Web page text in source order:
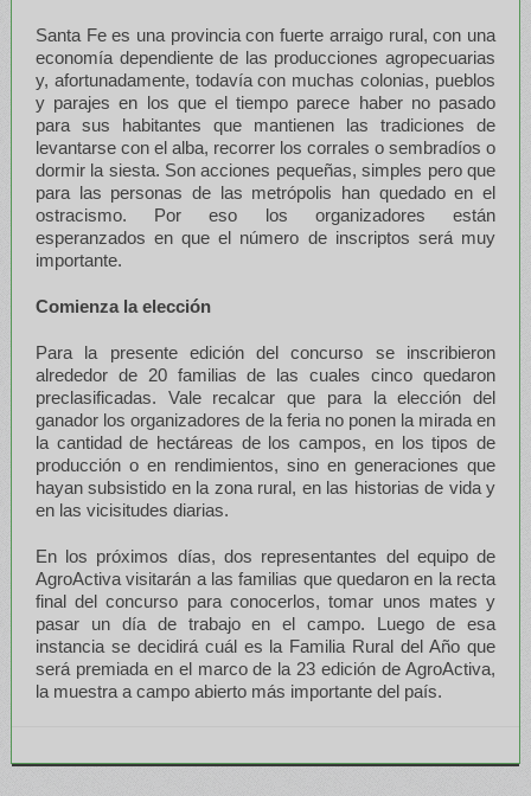
Santa Fe es una provincia con fuerte arraigo rural, con una
economía dependiente de las producciones agropecuarias
y, afortunadamente, todavía con muchas colonias, pueblos
y parajes en los que el tiempo parece haber no pasado
para sus habitantes que mantienen las tradiciones de
levantarse con el alba, recorrer los corrales o sembradíos o
dormir la siesta. Son acciones pequeñas, simples pero que
para las personas de las metrópolis han quedado en el
ostracismo. Por eso los organizadores están
esperanzados en que el número de inscriptos será muy
importante.
Comienza la elección
Para la presente edición del concurso se inscribieron
alrededor de 20 familias de las cuales cinco quedaron
preclasificadas. Vale recalcar que para la elección del
ganador los organizadores de la feria no ponen la mirada en
la cantidad de hectáreas de los campos, en los tipos de
producción o en rendimientos, sino en generaciones que
hayan subsistido en la zona rural, en las historias de vida y
en las vicisitudes diarias.
En los próximos días, dos representantes del equipo de
AgroActiva visitarán a las familias que quedaron en la recta
final del concurso para conocerlos, tomar unos mates y
pasar un día de trabajo en el campo. Luego de esa
instancia se decidirá cuál es la Familia Rural del Año que
será premiada en el marco de la 23 edición de AgroActiva,
la muestra a campo abierto más importante del país.